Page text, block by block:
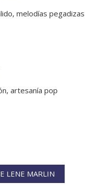
melodías pegadizas
artesanía pop
LENE MARLIN